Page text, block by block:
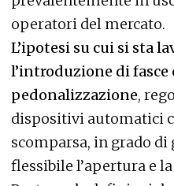
operatori del mercato.
L’ipotesi su cui si sta
l’introduzione di fasce
pedonalizzazione,
dispositivi automatici
scomparsa, in grado
flessibile l’apertura e